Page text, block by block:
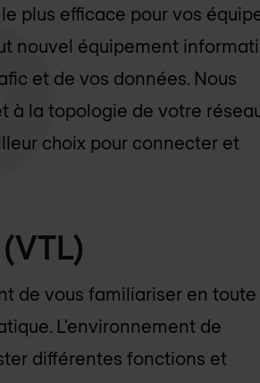
plus efficace pour vos
nouvel équipement
et de vos données. Nous
à la topologie de votre
choix pour connecter et
de vous familiariser en toute
L'environnement de
différentes fonctions et